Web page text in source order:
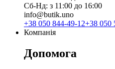
Сб-Нд: з 11:00 до 16:00
info@butik.uno
+38 050 844-49-12+38 050
Компанія
Допомога